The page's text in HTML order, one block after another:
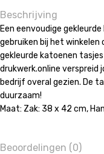
Beschrijving
Een eenvoudige
gebruiken bij het
gekleurde katoenen
drukwerk.online verspreid
bedrijf overal gezien. De
duurzaam!
Maat: Zak: 38 x 42 cm,
Beoordelingen (0)